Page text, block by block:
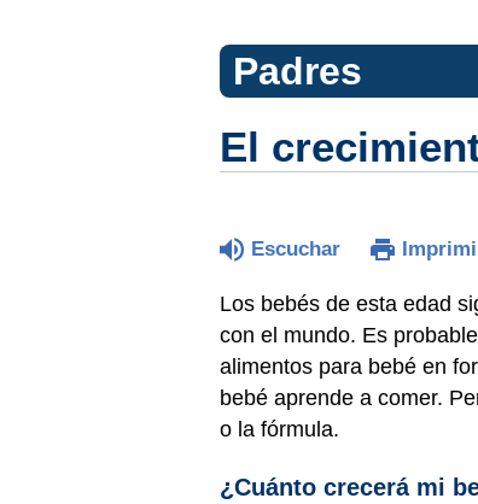
Padres
El
Escuchar
Los bebés de esta edad
con el mundo. Es
alimentos para bebé en
bebé aprende a comer.
o la fórmula.
¿Cuánto crecerá mi